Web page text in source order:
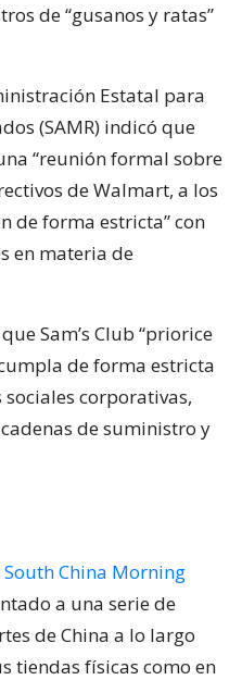
de “gusanos y ratas”
Estatal para
(SAMR) indicó que
“reunión formal sobre
de Walmart, a los
de forma estricta” con
en materia de
Sam’s Club “priorice
de forma estricta
corporativas,
de suministro y
South China Morning
a una serie de
de China a lo largo
tiendas físicas como en